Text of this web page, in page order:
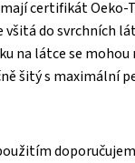
certifikát Oeko-
všitá do svrchních
na látce se
šitý s maximální